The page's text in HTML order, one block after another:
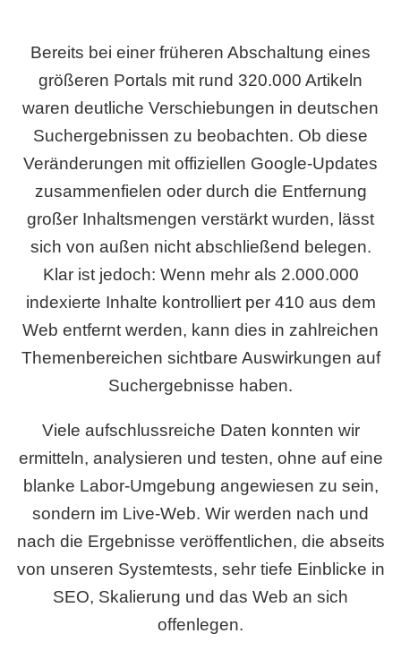
Bereits bei einer früheren Abschaltung eines
größeren Portals mit rund 320.000 Artikeln
waren deutliche Verschiebungen in deutschen
Suchergebnissen zu beobachten. Ob diese
Veränderungen mit offiziellen Google-Updates
zusammenfielen oder durch die Entfernung
großer Inhaltsmengen verstärkt wurden, lässt
sich von außen nicht abschließend belegen.
Klar ist jedoch: Wenn mehr als 2.000.000
indexierte Inhalte kontrolliert per 410 aus dem
Web entfernt werden, kann dies in zahlreichen
Themenbereichen sichtbare Auswirkungen auf
Suchergebnisse haben.
Viele aufschlussreiche Daten konnten wir
ermitteln, analysieren und testen, ohne auf eine
blanke Labor-Umgebung angewiesen zu sein,
sondern im Live-Web. Wir werden nach und
nach die Ergebnisse veröffentlichen, die abseits
von unseren Systemtests, sehr tiefe Einblicke in
SEO, Skalierung und das Web an sich
offenlegen.